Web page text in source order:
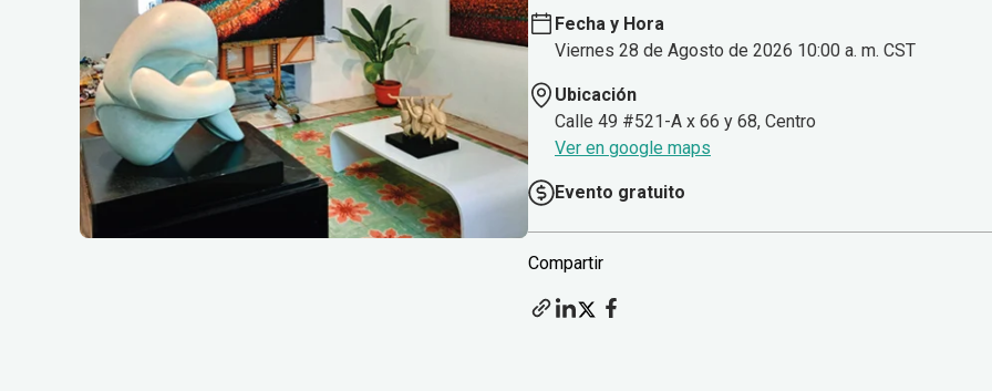
Fecha y Hora
Viernes 28 de Agosto de 2026 10:00 a. m. CST
Ubicación
Calle 49 #521-A x 66 y 68, Centro
Ver en google maps
Evento gratuito
Compartir